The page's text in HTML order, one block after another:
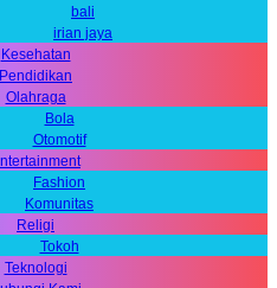
bali
irian jaya
Kesehatan
Pendidikan
Olahraga
Bola
Otomotif
Fashion
Komunitas
Religi
Tokoh
Teknologi